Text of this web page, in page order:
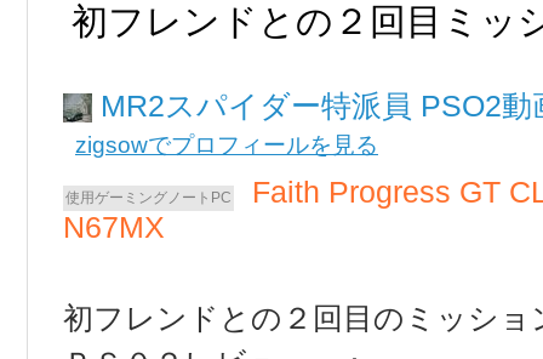
初フレンドとの２回目ミッ
MR2スパイダー PSO2動
zigsowでプロフィールを見る
Faith Progress GT
N67MX
初フレンドとの２回目のミッショ